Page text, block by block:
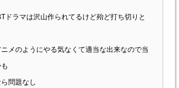
ドラマは沢山作られてるけど殆ど打ち切りと
メのようにやる気なくて適当な出来なので当
問題なし